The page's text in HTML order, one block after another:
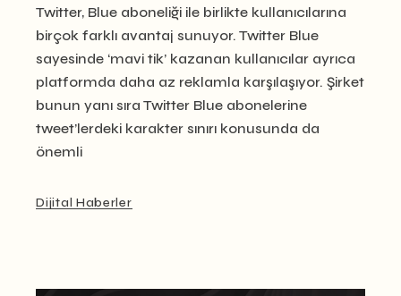
Twitter, Blue aboneliği ile birlikte kullanıcılarına
birçok farklı avantaj sunuyor. Twitter Blue
sayesinde ‘mavi tik’ kazanan kullanıcılar ayrıca
platformda daha az reklamla karşılaşıyor. Şirket
bunun yanı sıra Twitter Blue abonelerine
tweet’lerdeki karakter sınırı konusunda da
önemli
Dijital Haberler